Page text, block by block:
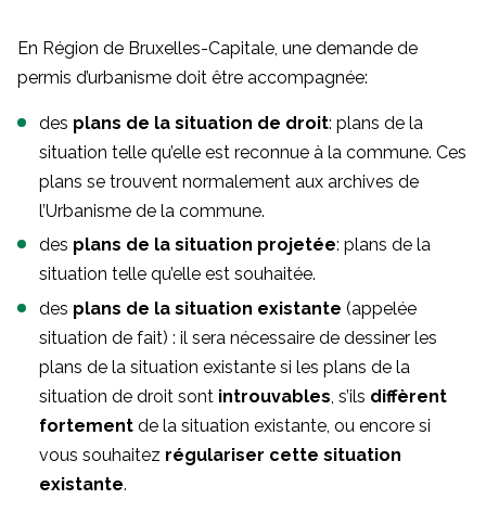
En Région de Bruxelles-Capitale, une demande de
permis d’urbanisme doit être accompagnée:
des plans de la situation de droit: plans de la
situation telle qu’elle est reconnue à la commune. Ces
plans se trouvent normalement aux archives de
l’Urbanisme de la commune.
des plans de la situation projetée: plans de la
situation telle qu’elle est souhaitée.
des plans de la situation existante (appelée
situation de fait) : il sera nécessaire de dessiner les
plans de la situation existante si les plans de la
situation de droit sont introuvables, s’ils diffèrent
fortement de la situation existante, ou encore si
vous souhaitez régulariser cette situation
existante.